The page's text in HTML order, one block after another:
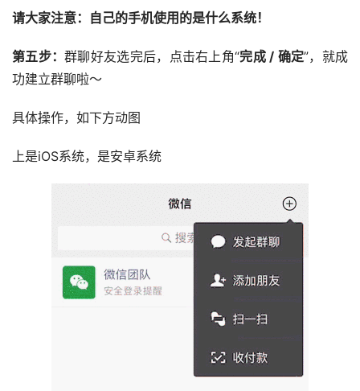
请大家注意：自己的手机使用的是什么系统！
第五步：群聊好友选完后，点击右上角“完成 / 确定”，就成
功建立群聊啦～
具体操作，如下方动图
上是iOS系统，是安卓系统